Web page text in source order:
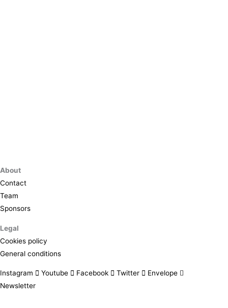
About
Contact
Team
Sponsors
Legal
Cookies policy
General conditions
Instagram Youtube Facebook Twitter
Envelope
Newsletter